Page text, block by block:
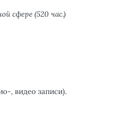
сфере (520 час.)
, видео записи).